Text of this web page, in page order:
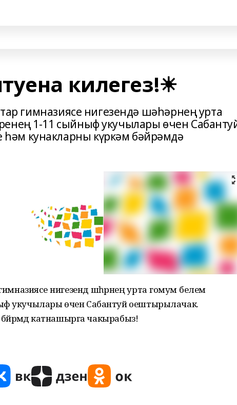
килегез!☀
гимназиясе нигезендә шәһәрнең урта
1-11 сыйныф укучылары өчен
кунакларны күркәм бәйрәмдә
нигезендә шәһәрнең урта гомум белем
укучылары өчен Сабантуй оештырылачак.
катнашырга чакырабыз!